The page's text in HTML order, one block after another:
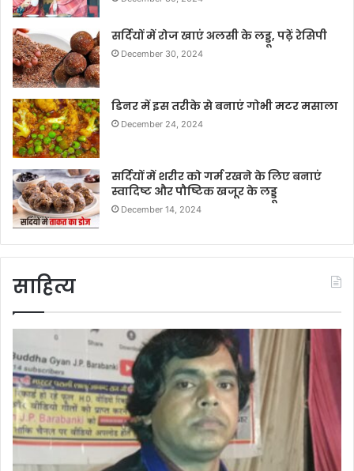
सर्दियों में रोज खाएं अलसी के लड्डू, पढ़ें रेसिपी
December 30, 2024
डिनर में इस तरीके से बनाएं गोभी मटर मसाला
December 24, 2024
सर्दियों में शरीर को गर्म रखने के लिए बनाएं
स्वादिष्ट और पौष्टिक खजूर के लड्डू
December 14, 2024
साहित्य